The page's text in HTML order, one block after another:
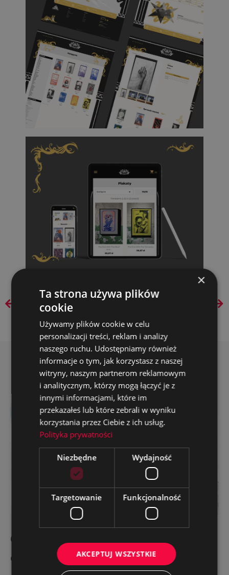
PREVIOUS
Explore more
Cubetex – new website for a
construction industry supplier
×
Ta strona używa plików
cookie
Używamy plików cookie w celu
personalizacji treści, reklam i analizy
naszego ruchu. Udostępniamy również
informacje o tym, jak korzystasz z naszej
witryny, naszym partnerom reklamowym
i analitycznym, którzy mogą łączyć je z
innymi informacjami, które im
przekazałeś lub które zebrali w wyniku
korzystania przez Ciebie z ich usług.
Polityka prywatności
Niezbędne Wydajność
Targetowanie Funkcjonalność
AKCEPTUJ WSZYSTKIE